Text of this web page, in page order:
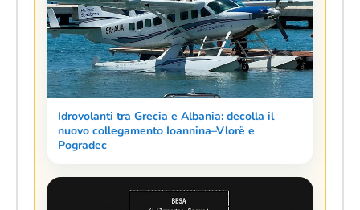
Idrovolanti tra Grecia e Albania: decolla il
nuovo collegamento Ioannina–Vlorë e
Pogradec